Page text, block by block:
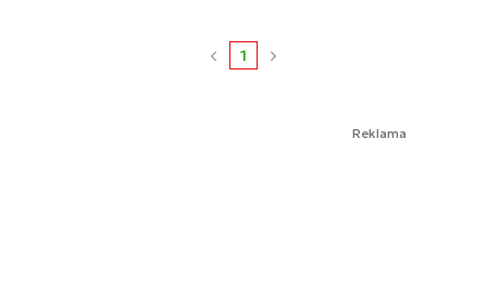
1
Reklama